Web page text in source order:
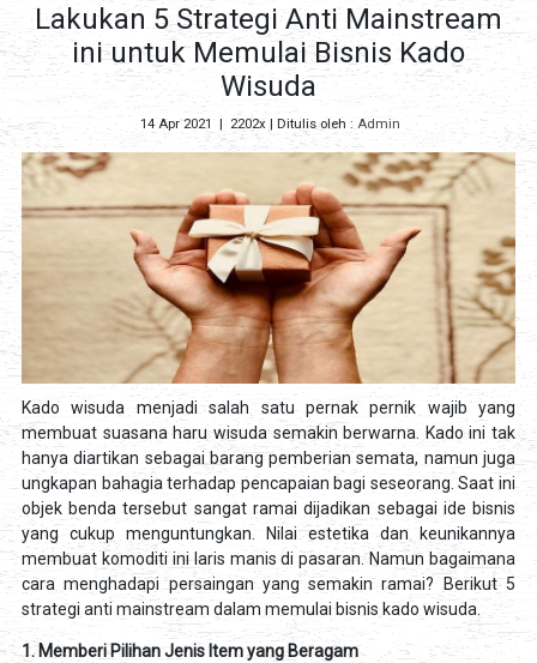
Lakukan 5 Strategi Anti Mainstream
ini untuk Memulai Bisnis Kado
Wisuda
14 Apr 2021 2202x | Ditulis oleh : Admin
Kado wisuda menjadi salah satu pernak pernik wajib yang
membuat suasana haru wisuda semakin berwarna. Kado ini tak
hanya diartikan sebagai barang pemberian semata, namun juga
ungkapan bahagia terhadap pencapaian bagi seseorang. Saat ini
objek benda tersebut sangat ramai dijadikan sebagai ide bisnis
yang cukup menguntungkan. Nilai estetika dan keunikannya
membuat komoditi ini laris manis di pasaran. Namun bagaimana
cara menghadapi persaingan yang semakin ramai? Berikut 5
strategi anti mainstream dalam memulai bisnis kado wisuda.
1. Memberi Pilihan Jenis Item yang Beragam